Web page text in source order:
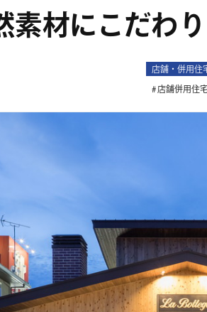
素材にこだわ
店舗・併用住
店舗併用住